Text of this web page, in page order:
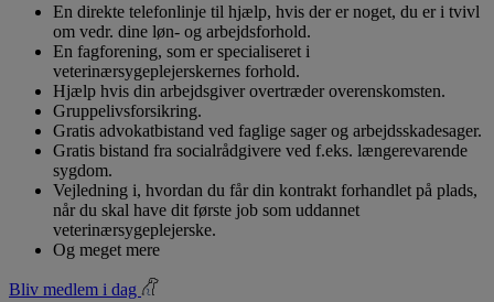
En direkte telefonlinje til hjælp, hvis der er noget, du er i tvivl
om vedr. dine løn- og arbejdsforhold.
En fagforening, som er specialiseret i
veterinærsygeplejerskernes forhold.
Hjælp hvis din arbejdsgiver overtræder overenskomsten.
Gruppelivsforsikring.
Gratis advokatbistand ved faglige sager og arbejdsskadesager.
Gratis bistand fra socialrådgivere ved f.eks. længerevarende
sygdom.
Vejledning i, hvordan du får din kontrakt forhandlet på plads,
når du skal have dit første job som uddannet
veterinærsygeplejerske.
Og meget mere
Bliv medlem i dag